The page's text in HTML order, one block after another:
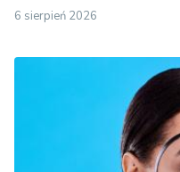
6 sierpień 2026